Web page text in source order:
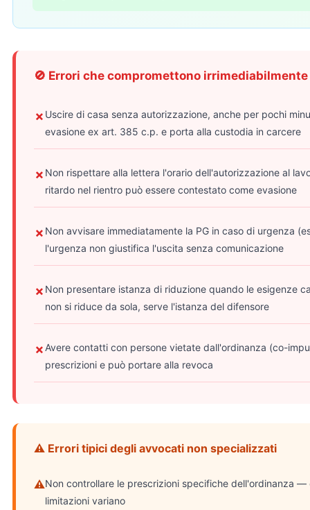
🚫 Errori che compromettono
✗ Uscire di casa senza autorizzazione, anche per pochi
evasione ex art. 385 c.p. e porta alla custodia in carcere
✗ Non rispettare alla lettera l'orario dell'autorizzazione al
ritardo nel rientro può essere contestato come evasione
✗ Non avvisare immediatamente la PG in caso di urgenza
l'urgenza non giustifica l'uscita senza comunicazione
✗ Non presentare istanza di riduzione quando le esigenze
non si riduce da sola, serve l'istanza del difensore
✗ Avere contatti con persone vietate dall'ordinanza (co-
prescrizioni e può portare alla revoca
⚠ Errori tipici degli avvocati non specializzati
⚠Non controllare le prescrizioni specifiche dell'ordinanza —
limitazioni variano